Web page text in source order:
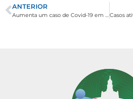
ANTERIOR
Aumenta um caso de Covid-19 em Borda da Mata e total acumulado vai a 366. Pessoas recuperadas são 341